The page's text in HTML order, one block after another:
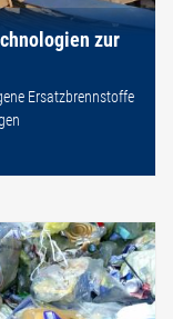
zur
Ersatzbrennstoffe